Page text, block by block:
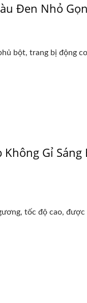
Đen Nhỏ Gọn
bột, trang bị động
Không Gỉ Sáng
tốc độ cao, được